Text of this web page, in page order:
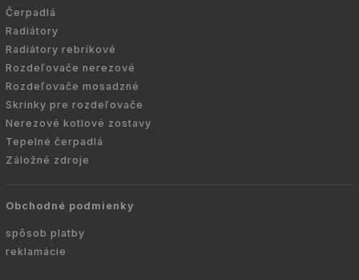
Čerpadlá
Radiátory
Radiátory rebríkové
Rozdeľovače nerezové
Rozdeľovače mosadzné
Skrinky pre rozdeľovače
Nerezové kotlové zostavy
Tepelné čerpadlá
Záložné zdroje
Obchodné podmienky
spôsob platby
reklamácie